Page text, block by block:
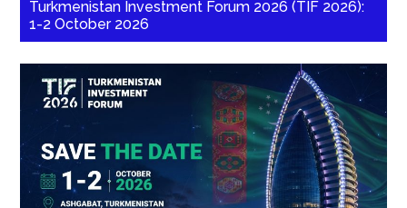
Turkmenistan Investment Forum 2026 (TIF 2026):
1-2 October 2026